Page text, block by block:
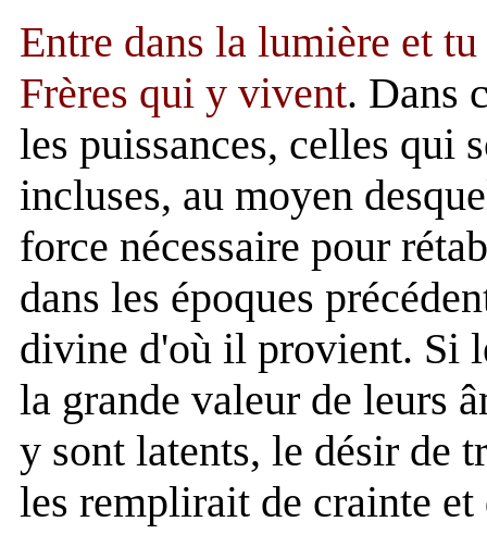
Entre dans la lumière et
Frères qui y vivent. Dans
les puissances, celles qui
incluses, au moyen
force nécessaire pour
dans les époques
divine d'où il provient. Si
la grande valeur de leurs
y sont latents, le désir de
les remplirait de crainte et